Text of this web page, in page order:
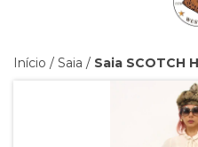
Início / Saia / Saia SCOTCH